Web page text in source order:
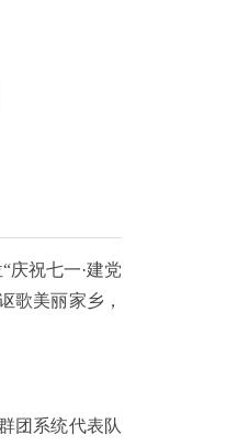
庆祝七一·建党
歌美丽家乡，
团系统代表队